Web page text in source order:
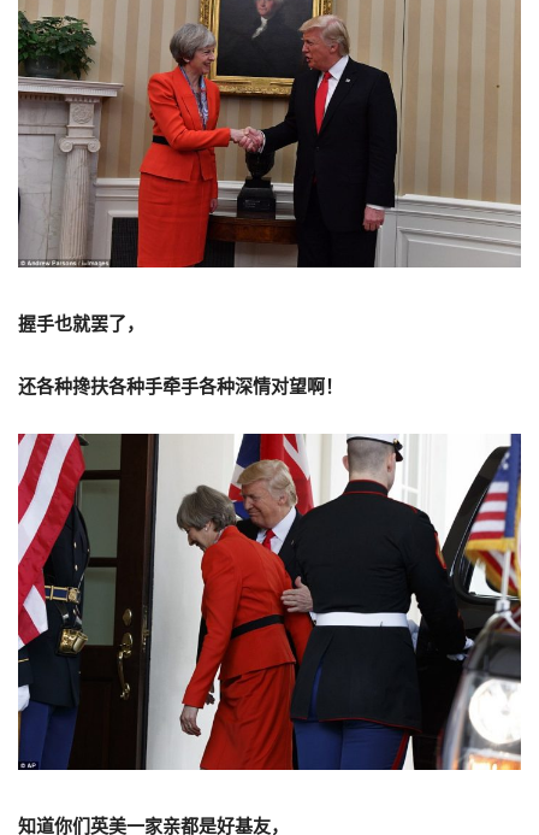
握手也就罢了，
还各种搀扶各种手牵手各种深情对望啊！
知道你们英美一家亲都是好基友，